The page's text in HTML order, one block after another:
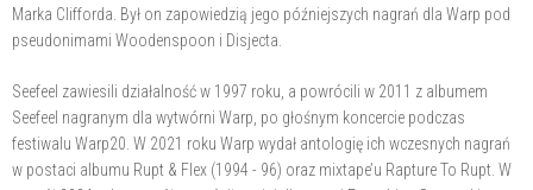
Marka Clifforda. Był on zapowiedzią jego późniejszych nagrań dla Warp pod
pseudonimami Woodenspoon i Disjecta.
Seefeel zawiesili działalność w 1997 roku, a powrócili w 2011 z albumem
Seefeel nagranym dla wytwórni Warp, po głośnym koncercie podczas
festiwalu Warp20. W 2021 roku Warp wydał antologię ich wczesnych nagrań
w postaci albumu Rupt & Flex (1994 - 96) oraz mixtape’u Rapture To Rupt. W